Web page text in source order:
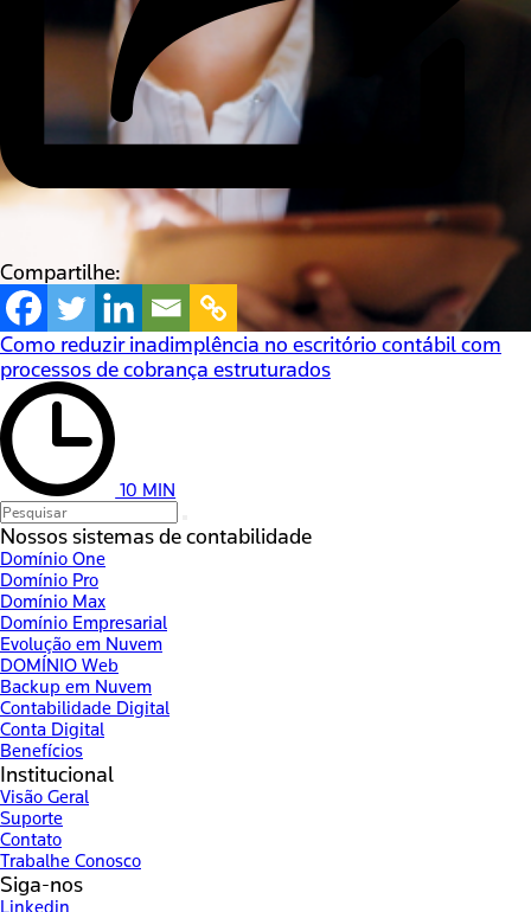
Compartilhe:
Como reduzir inadimplência no escritório contábil com
processos de cobrança estruturados
10 MIN
Nossos sistemas de contabilidade
Domínio One
Domínio Pro
Domínio Max
Domínio Empresarial
Evolução em Nuvem
DOMÍNIO Web
Backup em Nuvem
Contabilidade Digital
Conta Digital
Benefícios
Institucional
Visão Geral
Suporte
Contato
Trabalhe Conosco
Siga-nos
Linkedin